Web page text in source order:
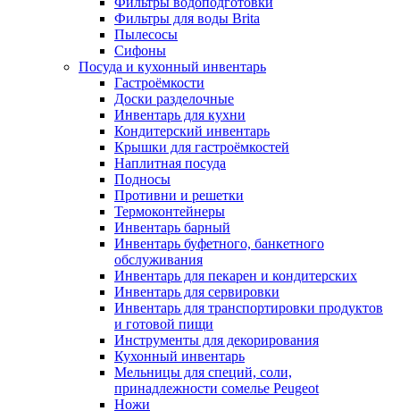
Фильтры для воды Brita
Пылесосы
Сифоны
Посуда и кухонный инвентарь
Гастроёмкости
Доски разделочные
Инвентарь для кухни
Кондитерский инвентарь
Крышки для гастроёмкостей
Наплитная посуда
Подносы
Противни и решетки
Термоконтейнеры
Инвентарь барный
Инвентарь буфетного, банкетного
обслуживания
Инвентарь для пекарен и кондитерских
Инвентарь для сервировки
Инвентарь для транспортировки продуктов
и готовой пищи
Инструменты для декорирования
Кухонный инвентарь
Мельницы для специй, соли,
принадлежности сомелье Peugeot
Ножи